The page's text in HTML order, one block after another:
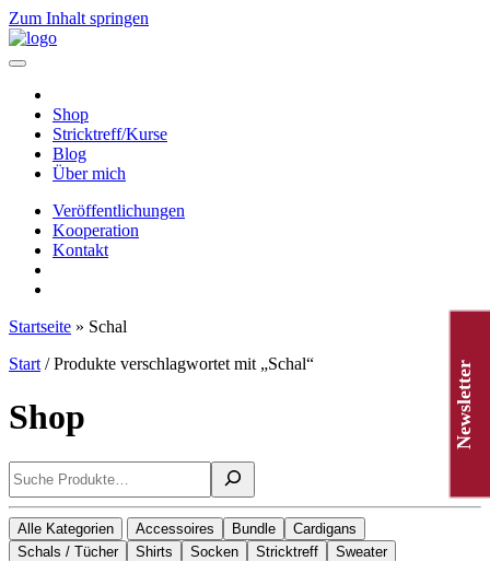
Zum Inhalt springen
Hauptnavigation
Shop
Stricktreff/Kurse
Blog
Über mich
Veröffentlichungen
Kooperation
Kontakt
Startseite » Schal
Start / Produkte verschlagwortet mit „Schal“
Shop
Suchen
Alle Kategorien Accessoires Bundle
Cardigans
Schals / Tücher
Shirts Socken Stricktreff
Sweater
Newsletter